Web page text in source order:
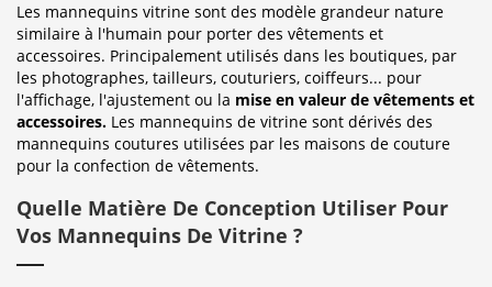
Les mannequins vitrine sont des modèle grandeur nature
similaire à l'humain pour porter des vêtements et
accessoires. Principalement utilisés dans les boutiques, par
les photographes, tailleurs, couturiers, coiffeurs... pour
l'affichage, l'ajustement ou la mise en valeur de vêtements et
accessoires. Les mannequins de vitrine sont dérivés des
mannequins coutures utilisées par les maisons de couture
pour la confection de vêtements.
Quelle Matière De Conception Utiliser Pour
Vos Mannequins De Vitrine ?